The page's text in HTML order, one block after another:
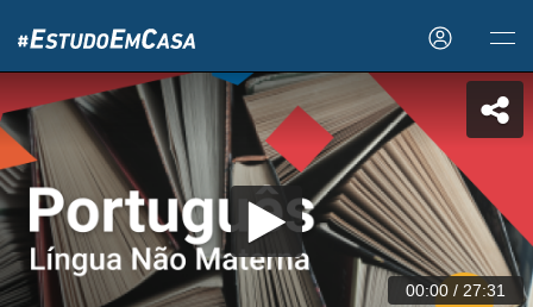
00:00 / 27:31